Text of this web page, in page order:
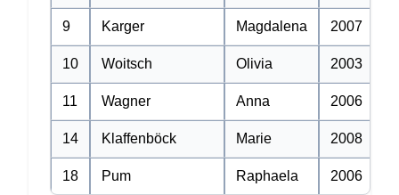
9 Karger Magdalena 2007
10 Woitsch Olivia 2003
11 Wagner Anna 2006
14 Klaffenböck Marie 2008
18 Pum Raphaela 2006